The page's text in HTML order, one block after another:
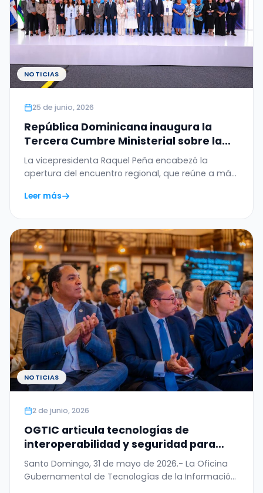
NOTICIAS
25 de junio, 2026
República Dominicana inaugura la
Tercera Cumbre Ministerial sobre la
Ética de la Inteligencia Artificial en
América Latina y el Caribe
La vicepresidenta Raquel Peña encabezó la
apertura del encuentro regional, que reúne a más
Leer más
NOTICIAS
2 de junio, 2026
OGTIC articula tecnologías de
interoperabilidad y seguridad para
digitalizar el Permiso de Salida del
Menor
Santo Domingo, 31 de mayo de 2026.- La Oficina
Gubernamental de Tecnologías de la Información